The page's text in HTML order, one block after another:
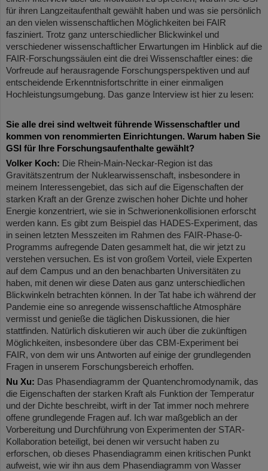
für ihren Langzeitaufenthalt gewählt haben und was sie persönlich
an den vielen wissenschaftlichen Möglichkeiten bei FAIR
fasziniert. Trotz ganz unterschiedlicher Blickwinkel und
verschiedener wissenschaftlicher Erwartungen im Hinblick auf die
FAIR-Forschungssäulen eint die drei Wissenschaftler eines: die
Vorfreude auf herausragende Forschungsperspektiven und auf
entscheidende Erkenntnisfortschritte in einer einmaligen
Hochleistungsumgebung. Das ganze Interview ist hier zu lesen:
Sie alle drei sind weltweit führende Wissenschaftler und
kommen von renommierten Einrichtungen. Warum haben Sie
GSI für Ihre Forschungsaufenthalte gewählt?
Volker Koch: Die Rhein-Main-Neckar-Region ist das
Gravitätszentrum der Nuklearwissenschaft, insbesondere in
meinem Interessengebiet, das sich auf die Eigenschaften der
starken Kraft an der Grenze zwischen hoher Dichte und hoher
Energie konzentriert, wie sie in Schwerionenkollisionen erforscht
werden kann. Es gibt zum Beispiel das HADES-Experiment, das
in seinen letzten Messzeiten im Rahmen des FAIR-Phase-0-
Programms aufregende Daten gesammelt hat, die wir jetzt zu
verstehen versuchen. Es ist von großem Vorteil, viele Experten
auf dem Campus und an den benachbarten Universitäten zu
haben, mit denen wir diese Daten aus ganz unterschiedlichen
Blickwinkeln betrachten können. In der Tat habe ich während der
Pandemie eine so anregende wissenschaftliche Atmosphäre
vermisst und genieße die täglichen Diskussionen, die hier
stattfinden. Natürlich diskutieren wir auch über die zukünftigen
Möglichkeiten, insbesondere über das CBM-Experiment bei
FAIR, von dem wir uns Antworten auf einige der grundlegenden
Fragen in unserem Forschungsbereich erhoffen.
Nu Xu: Das Phasendiagramm der Quantenchromodynamik, das
die Eigenschaften der starken Kraft als Funktion der Temperatur
und der Dichte beschreibt, wirft in der Tat immer noch mehrere
offene grundlegende Fragen auf. Ich war maßgeblich an der
Vorbereitung und Durchführung von Experimenten der STAR-
Kollaboration beteiligt, bei denen wir versucht haben zu
erforschen, ob dieses Phasendiagramm einen kritischen Punkt
aufweist, wie wir ihn aus dem Phasendiagramm von Wasser